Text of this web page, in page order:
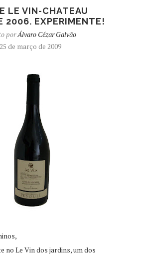
LE VIN-CHATEAU
2006. EXPERIMENTE!
porÁlvaro Cézar Galvão
25 de março de 2009
no Le Vin dos jardins, um dos